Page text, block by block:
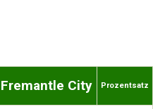
Fremantle City Prozentsatz